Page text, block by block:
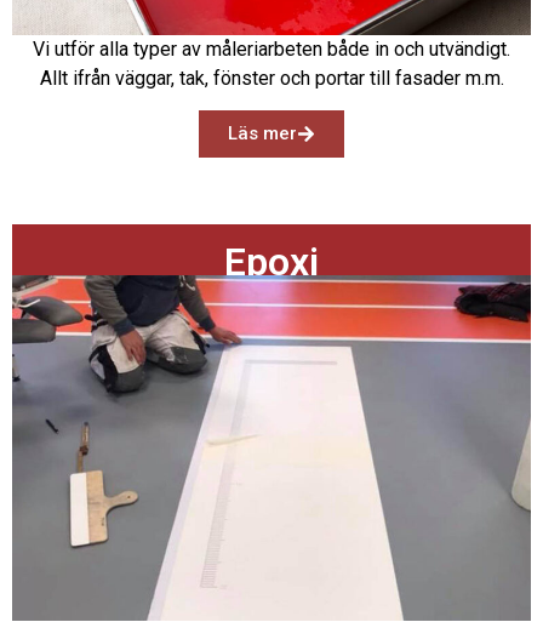
Vi utför alla typer av måleriarbeten både in och utvändigt.
Allt ifrån väggar, tak, fönster och portar till fasader m.m.
Läs mer
Epoxi